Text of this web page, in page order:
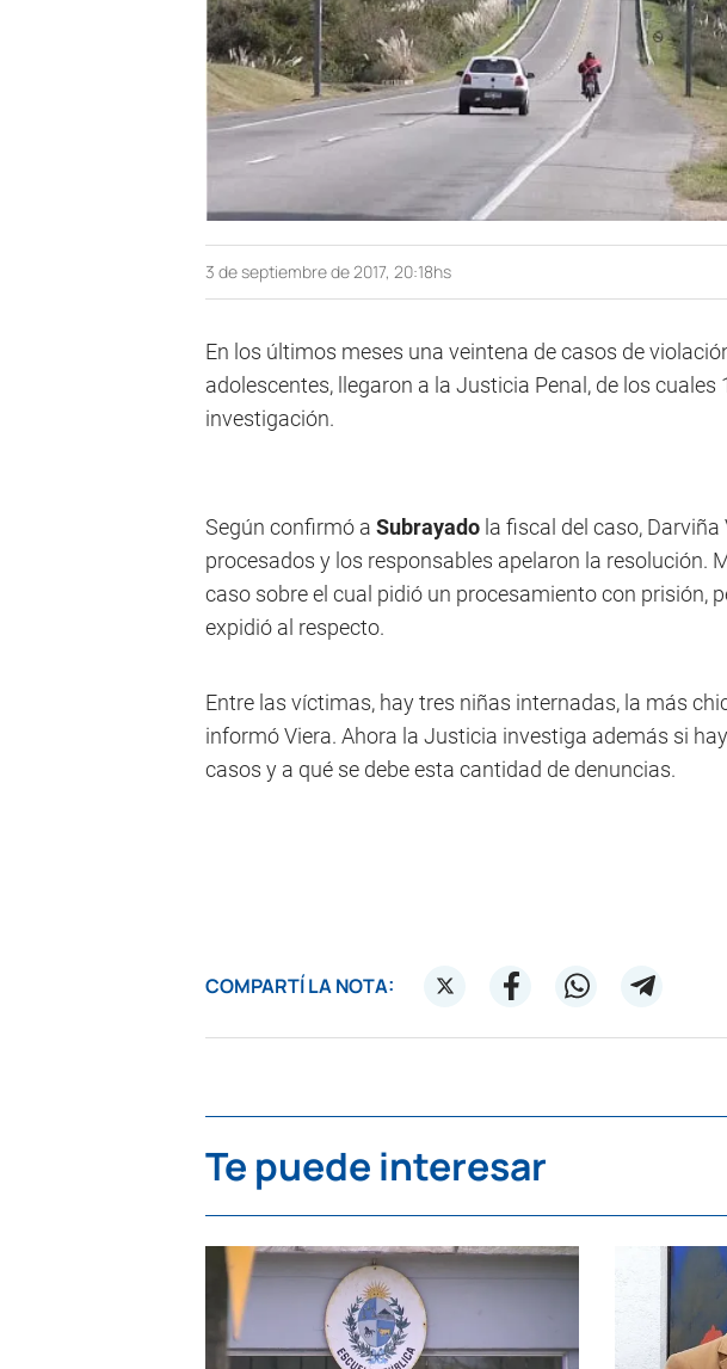
3 de septiembre de 2017, 20:18hs
En los últimos meses una veintena de casos de
adolescentes, llegaron a la Justicia Penal, de los cuales
investigación.
Según confirmó a Subrayado la fiscal del caso,
procesados y los responsables apelaron la resolución.
caso sobre el cual pidió un procesamiento con prisión,
expidió al respecto.
Entre las víctimas, hay tres niñas internadas, la más
informó Viera. Ahora la Justicia investiga además si
casos y a qué se debe esta cantidad de denuncias.
COMPARTÍ LA NOTA:
Te puede interesar